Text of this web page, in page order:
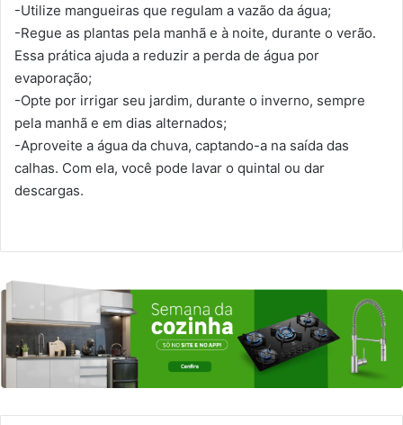
-Utilize mangueiras que regulam a vazão da água;
-Regue as plantas pela manhã e à noite, durante o verão.
Essa prática ajuda a reduzir a perda de água por
evaporação;
-Opte por irrigar seu jardim, durante o inverno, sempre
pela manhã e em dias alternados;
-Aproveite a água da chuva, captando-a na saída das
calhas. Com ela, você pode lavar o quintal ou dar
descargas.